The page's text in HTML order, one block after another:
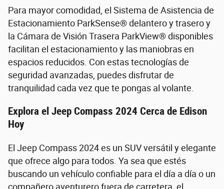
Para mayor comodidad, el Sistema de Asistencia de
Estacionamiento ParkSense® delantero y trasero y
la Cámara de Visión Trasera ParkView® disponibles
facilitan el estacionamiento y las maniobras en
espacios reducidos. Con estas tecnologías de
seguridad avanzadas, puedes disfrutar de
tranquilidad cada vez que te pongas al volante.
Explora el Jeep Compass 2024 Cerca de Edison
Hoy
El Jeep Compass 2024 es un SUV versátil y elegante
que ofrece algo para todos. Ya sea que estés
buscando un vehículo confiable para el día a día o un
compañero aventurero fuera de carretera, el